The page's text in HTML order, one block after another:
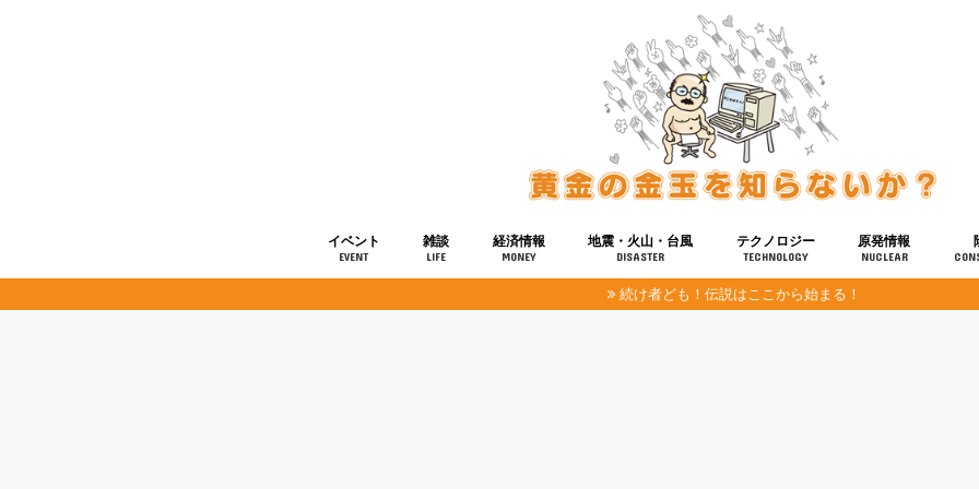
イベント
EVENT
雑談
LIFE
経済情報
MONEY
地震・火山・台風
DISASTER
テクノロジー
TECHNOLOGY
健康
宇宙
原発情報
NUCLEAR
続け者ども！伝説はここから始まる！